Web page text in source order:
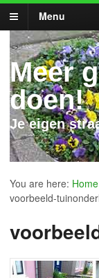
Menu
Meer
doen!
Je eigen
You are here: Home
voorbeeld-